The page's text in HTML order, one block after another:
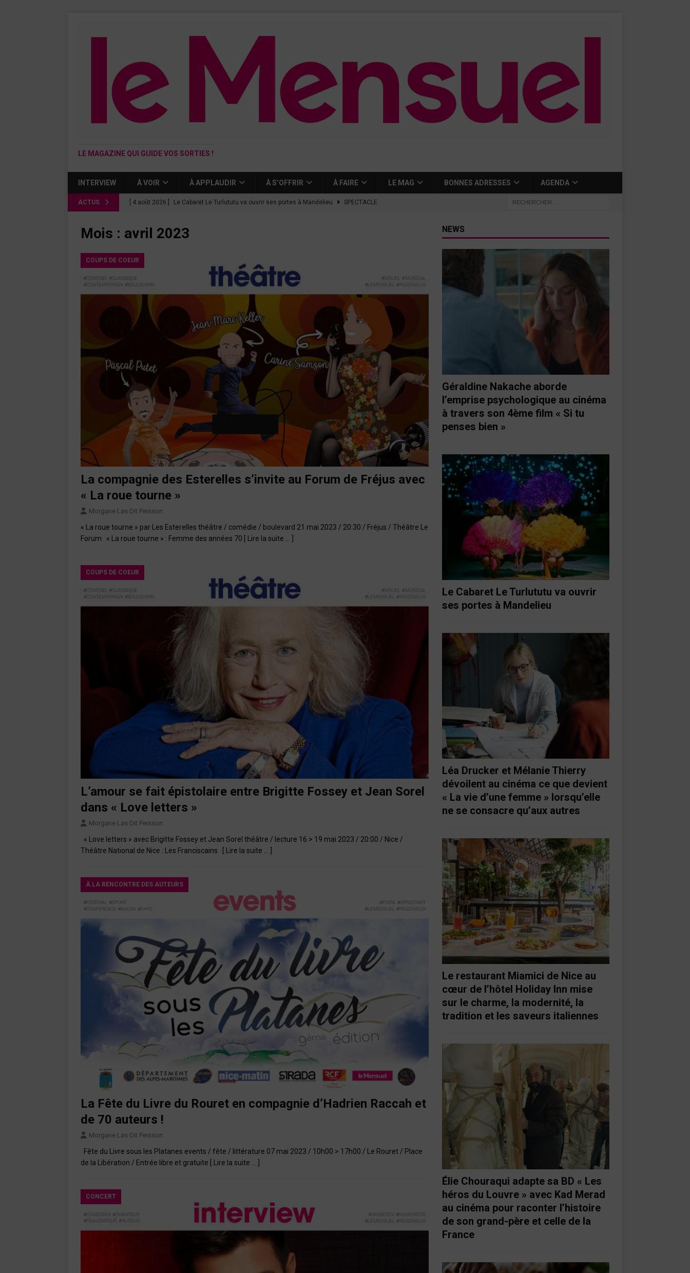
LE MAGAZINE QUI GUIDE VOS SORTIES !
INTERVIEW À VOIR À APPLAUDIR À S’OFFRIR À FAIRE LE MAG BONNES ADRESSES AGENDA
ACTUS [ 4 août 2026 ] Le Cabaret Le Turlututu va ouvrir ses portes à Mandelieu SPECTACLE
femme » lorsqu’elle ne se consacre qu’aux autres
[ 1 août 2026 ]
modernité, la tradition et les saveurs italiennes BONNES TABLES
raconter l’histoire de son grand-père et celle de la France CINÉMA
[ 5 août 2026 ] Géraldine Nakache aborde l’emprise psychologique au cinéma à travers son 4ème film
« Si tu penses bien » CINÉMA
Mois : avril 2023
COUPS DE COEUR
La compagnie des Esterelles s’invite au Forum de Fréjus avec
« La roue tourne »
Morgane Las Dit Peisson
« La roue tourne » par Les Esterelles théâtre / comédie / boulevard 21 mai 2023 / 20:30 / Fréjus / Théâtre Le
Forum « La roue tourne » : Femme des années 70
[ Lire la suite … ]
COUPS DE COEUR
L’amour se fait épistolaire entre Brigitte Fossey et Jean Sorel
dans « Love letters »
Morgane Las Dit Peisson
« Love letters » avec Brigitte Fossey et Jean Sorel théâtre / lecture 16 > 19 mai 2023 / 20:00 / Nice /
Théâtre National de Nice : Les Franciscains
[ Lire la suite … ]
À LA RENCONTRE DES AUTEURS
La Fête du Livre du Rouret en compagnie d’Hadrien Raccah et
de 70 auteurs !
Morgane Las Dit Peisson
Fête du Livre sous les Platanes events / fête / littérature 07 mai 2023 / 10h00 > 17h00 / Le Rouret / Place
de la Libération / Entrée libre et gratuite
[ Lire la suite … ]
CONCERT
NEWS
Géraldine Nakache aborde
l’emprise psychologique au cinéma
à travers son 4ème film « Si tu
penses bien »
Le Cabaret Le Turlututu va ouvrir
ses portes à Mandelieu
Léa Drucker et Mélanie Thierry
dévoilent au cinéma ce que devient
« La vie d’une femme » lorsqu’elle
ne se consacre qu’aux autres
Le restaurant Miamici de Nice au
cœur de l’hôtel Holiday Inn mise
sur le charme, la modernité, la
tradition et les saveurs italiennes
Élie Chouraqui adapte sa BD « Les
héros du Louvre » avec Kad Merad
au cinéma pour raconter l’histoire
de son grand-père et celle de la
France